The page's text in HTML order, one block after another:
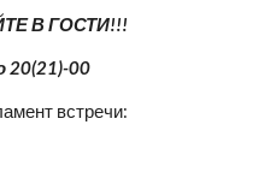
В ГОСТИ!!!
20(21)-00
встречи: